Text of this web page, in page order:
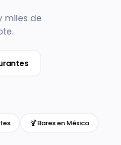
miles de
🍹Bares en México